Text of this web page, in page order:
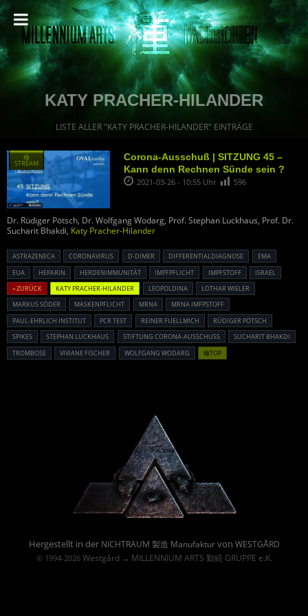
KATY PRACHER-HILANDER
LISTE ALLER "KATY PRACHER-HILANDER" EINTRÄGE
Corona-Ausschuß | SITZUNG 45 –
Kann denn Rechnen Sünde sein ?
2021-03-26 - 10:55 Uhr 596
Dr. Rüdiger Pötsch, Dr. Wolfgang Wodarg, Prof. Stephan Luckhaus, Prof. Dr.
Sucharit Bhakdi, Katy Pracher-Hilander
ASTRAZENECA CORONAVIRUS D-DIMER DIFFERENTIALDIAGNOSE
EMA
EUA
HEPARIN HERDENIMMUNITÄT IMPFPFLICHT IMPFSTOFF
ISRAEL
« ZURÜCK
KATY PRACHER-HILANDER LEOPOLDINA
LOTHAR WIELER
MARKUS SÖDER
MASKENPFLICHT MRNA
MRNA IMFPSTOFF
PAUL-EHRLICH INSTITUT
PCR TEST REINER FUELLMICH
RÜDIGER PÖTSCH
SPIKES
STEPHAN LUCKHAUS STIFTUNG CORONA-AUSSCHUSS
SUCHARIT BHAKDI
TROMBOSE
VIVIANE FISCHER WOLFGANG WODARG
種
STREAM
種TOP
Hergestellt in der NICHTRAUM 製造 Manufakturvon WESTGÅRD
© 1994-2026 Westgård→ MILLENNIUM ARTS 勤続 GRUPPE e.K.
Powered By :